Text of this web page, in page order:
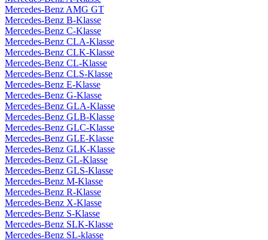
Mercedes-Benz AMG GT
Mercedes-Benz B-Klasse
Mercedes-Benz C-Klasse
Mercedes-Benz CLA-Klasse
Mercedes-Benz CLK-Klasse
Mercedes-Benz CL-Klasse
Mercedes-Benz CLS-Klasse
Mercedes-Benz E-Klasse
Mercedes-Benz G-Klasse
Mercedes-Benz GLA-Klasse
Mercedes-Benz GLB-Klasse
Mercedes-Benz GLC-Klasse
Mercedes-Benz GLE-Klasse
Mercedes-Benz GLK-Klasse
Mercedes-Benz GL-Klasse
Mercedes-Benz GLS-Klasse
Mercedes-Benz M-Klasse
Mercedes-Benz R-Klasse
Mercedes-Benz X-Klasse
Mercedes-Benz S-Klasse
Mercedes-Benz SLK-Klasse
Mercedes-Benz SL-klasse